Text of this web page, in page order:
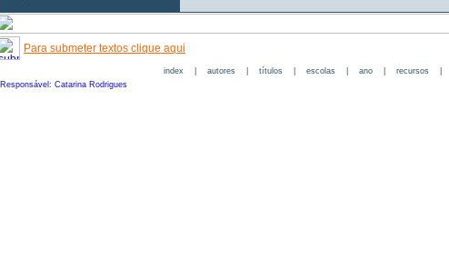
Para submeter textos clique aqui
index| autores| títulos| escolas| ano| recursos|